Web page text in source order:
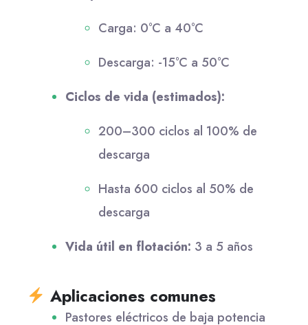
Carga: 0°C a 40°C
Descarga: -15°C a 50°C
Ciclos de vida (estimados):
200–300 ciclos al 100% de
descarga
Hasta 600 ciclos al 50% de
descarga
Vida útil en flotación: 3 a 5 años
Aplicaciones comunes
Pastores eléctricos de baja potencia